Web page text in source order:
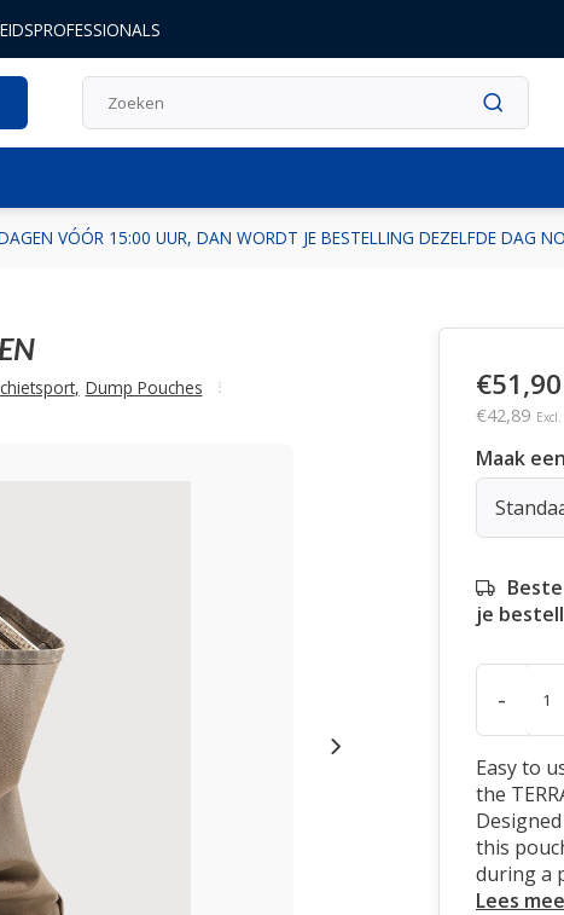
VÓÓR 15:00 UUR, DAN WORDT JE BESTELLING DEZELFDE DAG
, Dump Pouches
€51,90
€42,89
Maak
je
-
Easy to
the
this
during a
Lees